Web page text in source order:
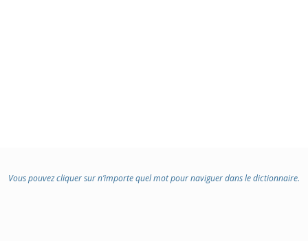
Vous pouvez cliquer sur n’importe quel mot pour naviguer dans le dictionnaire.